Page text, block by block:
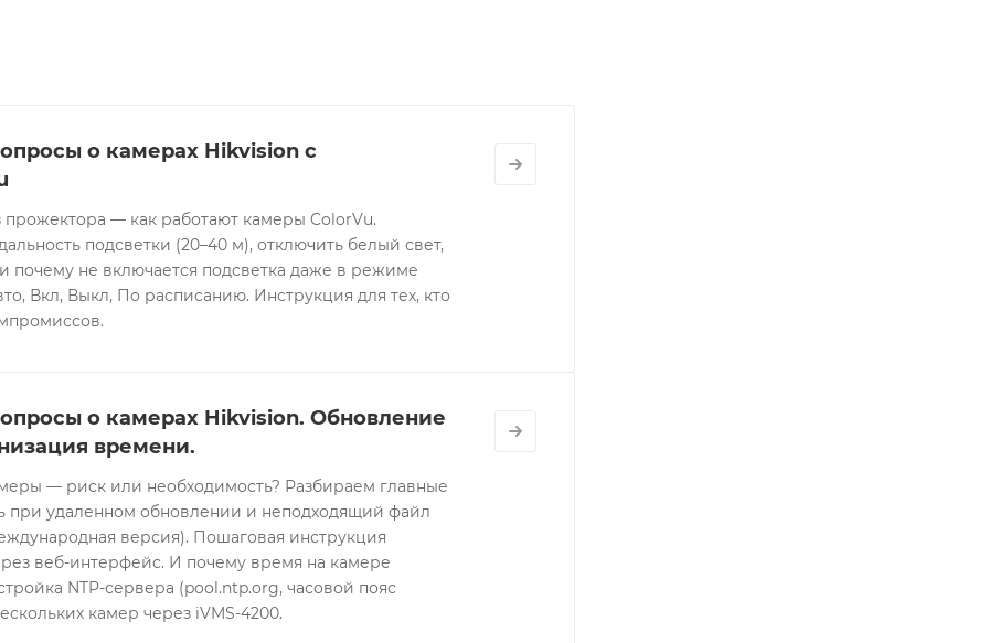
о камерах Hikvision с
— как работают камеры ColorVu.
подсветки (20–40 м), отключить белый свет,
почему не включается подсветка даже в режиме
Вкл, Выкл, По расписанию. Инструкция для тех, кто
о камерах Hikvision. Обновление
времени.
— риск или необходимость? Разбираем главные
при удаленном обновлении и неподходящий файл
версия). Пошаговая инструкция
веб-интерфейс. И почему время на камере
NTP-сервера (pool.ntp.org, часовой пояс
камер через iVMS-4200.